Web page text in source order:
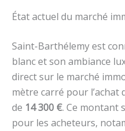
État actuel du marché
Saint-Barthélemy est
blanc et son ambiance
direct sur le marché
mètre carré pour l’achat
de 14 300 €. Ce montant
pour les acheteurs,